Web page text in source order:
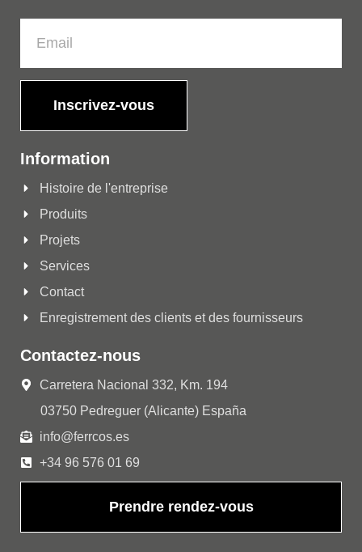
Inscrivez-vous
Information
Histoire de l'entreprise
Produits
Projets
Services
Contact
Enregistrement des clients et des fournisseurs
Contactez-nous
Carretera Nacional 332, Km. 194
03750 Pedreguer (Alicante) España
info@ferrcos.es
+34 96 576 01 69
Prendre rendez-vous